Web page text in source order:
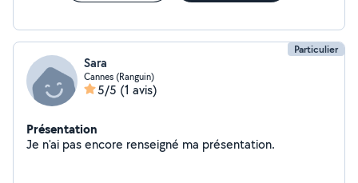
Particulier
Sara
Cannes (Ranguin)
5/5 (1 avis)
Présentation
Je n'ai pas encore renseigné ma présentation.